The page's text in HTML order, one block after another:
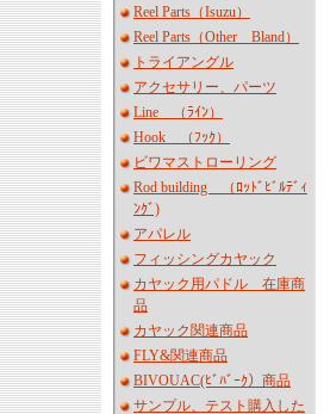
Reel Parts（Isuzu）
Reel Parts（Other Bland）
トライアングル
アクセサリー、パーツ
Line （ﾗｲﾝ）
Hook （ﾌｯｸ）
ビワマストローリング
Rod building （ﾛｯﾄﾞﾋﾞﾙﾃﾞｨ
ﾝｸﾞ)
アパレル
フィッシングカヤック
カヤック用パドル 在庫商
品
カヤック関連商品
FLY&関連商品
BIVOUAC(ﾋﾞﾊﾞｰｸ）商品
サンプル、テスト購入した